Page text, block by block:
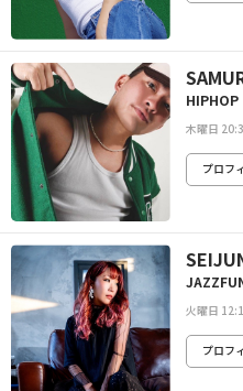
HIPHOP
木曜日
プロフ
火曜日
プロフ